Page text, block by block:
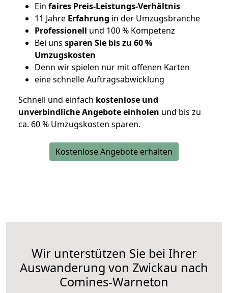
Ein faires Preis-Leistungs-Verhältnis
11 Jahre Erfahrung in der Umzugsbranche
Professionell und 100 % Kompetenz
Bei uns sparen Sie bis zu 60 %
Umzugskosten
Denn wir spielen nur mit offenen Karten
eine schnelle Auftragsabwicklung
Schnell und einfach kostenlose und
unverbindliche Angebote einholen und bis zu
ca. 60 % Umzugskosten sparen.
Kostenlose Angebote erhalten
Wir unterstützen Sie bei Ihrer
Auswanderung von Zwickau nach
Comines-Warneton